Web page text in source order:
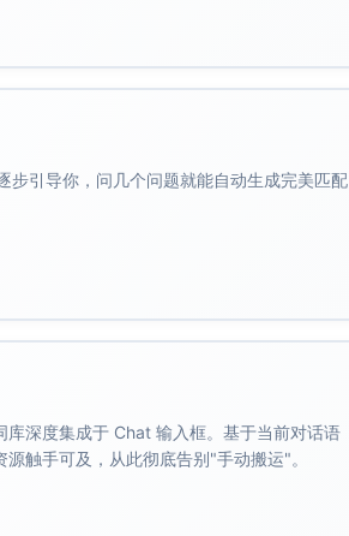
步引导你，问几个问题就能自动生成完美匹配
深度集成于 Chat 输入框。基于当前对话语
触手可及，从此彻底告别"手动搬运"。